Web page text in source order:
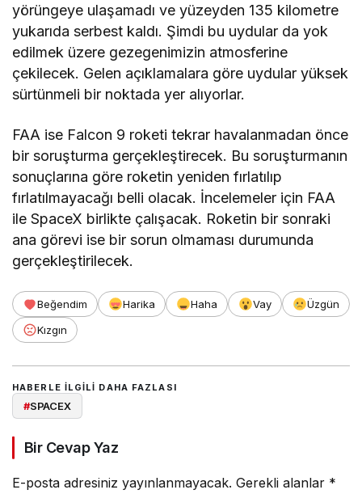
yörüngeye ulaşamadı ve yüzeyden 135 kilometre
yukarıda serbest kaldı. Şimdi bu uydular da yok
edilmek üzere gezegenimizin atmosferine
çekilecek. Gelen açıklamalara göre uydular yüksek
sürtünmeli bir noktada yer alıyorlar.
FAA ise Falcon 9 roketi tekrar havalanmadan önce
bir soruşturma gerçekleştirecek. Bu soruşturmanın
sonuçlarına göre roketin yeniden fırlatılıp
fırlatılmayacağı belli olacak. İncelemeler için FAA
ile SpaceX birlikte çalışacak. Roketin bir sonraki
ana görevi ise bir sorun olmaması durumunda
gerçekleştirilecek.
Beğendim Harika Haha Vay
Üzgün
Kızgın
HABERLE ILGILI DAHA FAZLASI
#SPACEX
Bir Cevap Yaz
E-posta adresiniz yayınlanmayacak. Gerekli alanlar *